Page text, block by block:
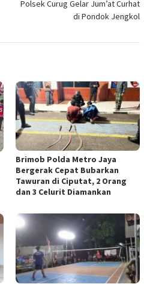
Polsek Curug Gelar Jum’at Curhat
di Pondok Jengkol
Brimob Polda Metro Jaya
Bergerak Cepat Bubarkan
Tawuran di Ciputat, 2 Orang
dan 3 Celurit Diamankan